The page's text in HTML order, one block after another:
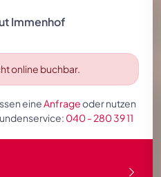
Immenhof
online buchbar.
eineAnfrageoder nutzen
040 - 280 39 11